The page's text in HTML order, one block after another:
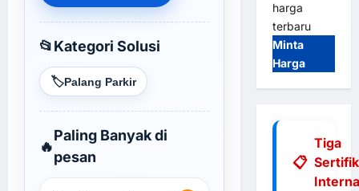
📂Kategori Solusi
🏷️Palang Parkir
🔥
Paling Banyak di
pesan
harga
terbaru
Minta
Harga
Tiga